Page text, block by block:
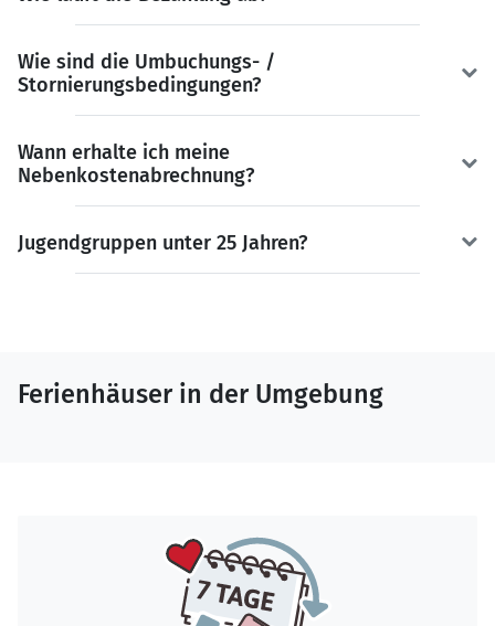
Wie sind die Umbuchungs- /
Stornierungsbedingungen?
Wann erhalte ich meine
Nebenkostenabrechnung?
Jugendgruppen unter 25 Jahren?
Ferienhäuser in der Umgebung